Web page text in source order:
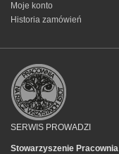
Moje konto
Historia zamówień
SERWIS PROWADZI
Stowarzyszenie Pracownia